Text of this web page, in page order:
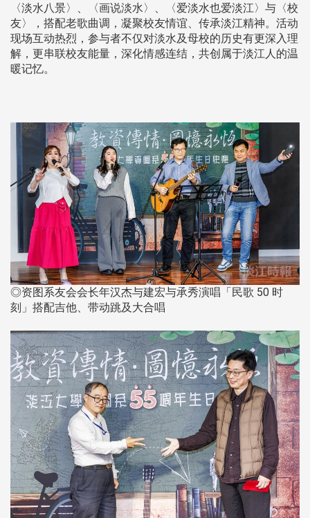
〈淡水八景〉、〈画说淡水〉、〈爱淡水也爱淡江〉与〈校
友〉，搭配老歌曲调，凝聚校友情谊、传承淡江精神。活动
现场互动热烈，参与者不仅对淡水及母校的历史有更深入理
解，更串联校友能量，深化情感连结，共创属于淡江人的温
暖记忆。
◎资图系友会会长年汉杰与建宏与承秀演唱「民歌 50 时
刻」搭配吉他、带动跳及大合唱